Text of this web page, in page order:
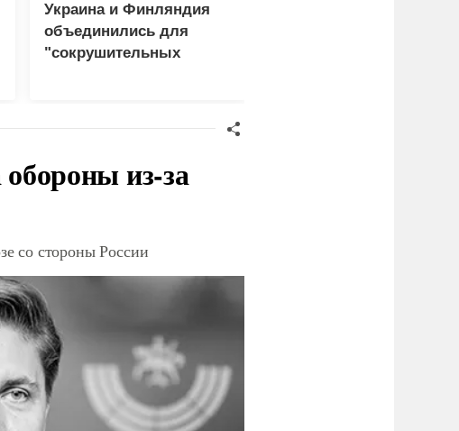
Украина и Финляндия
объединились для
"сокрушительных
из-за
со стороны России